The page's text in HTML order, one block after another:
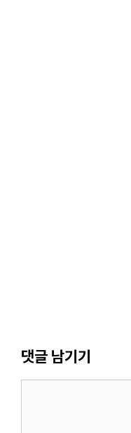
댓글 남기기